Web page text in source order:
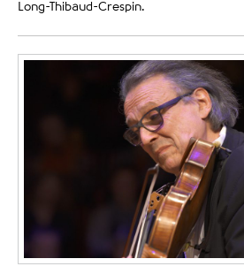
Long-Thibaud-Crespin.